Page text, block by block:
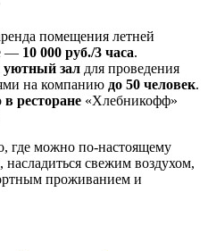
помещения летней
— 10 000 руб./3 часа.
зал для проведения
на компанию до 50 человек.
в ресторане «Хлебникофф»
где можно по-настоящему
насладиться свежим воздухом,
проживанием и